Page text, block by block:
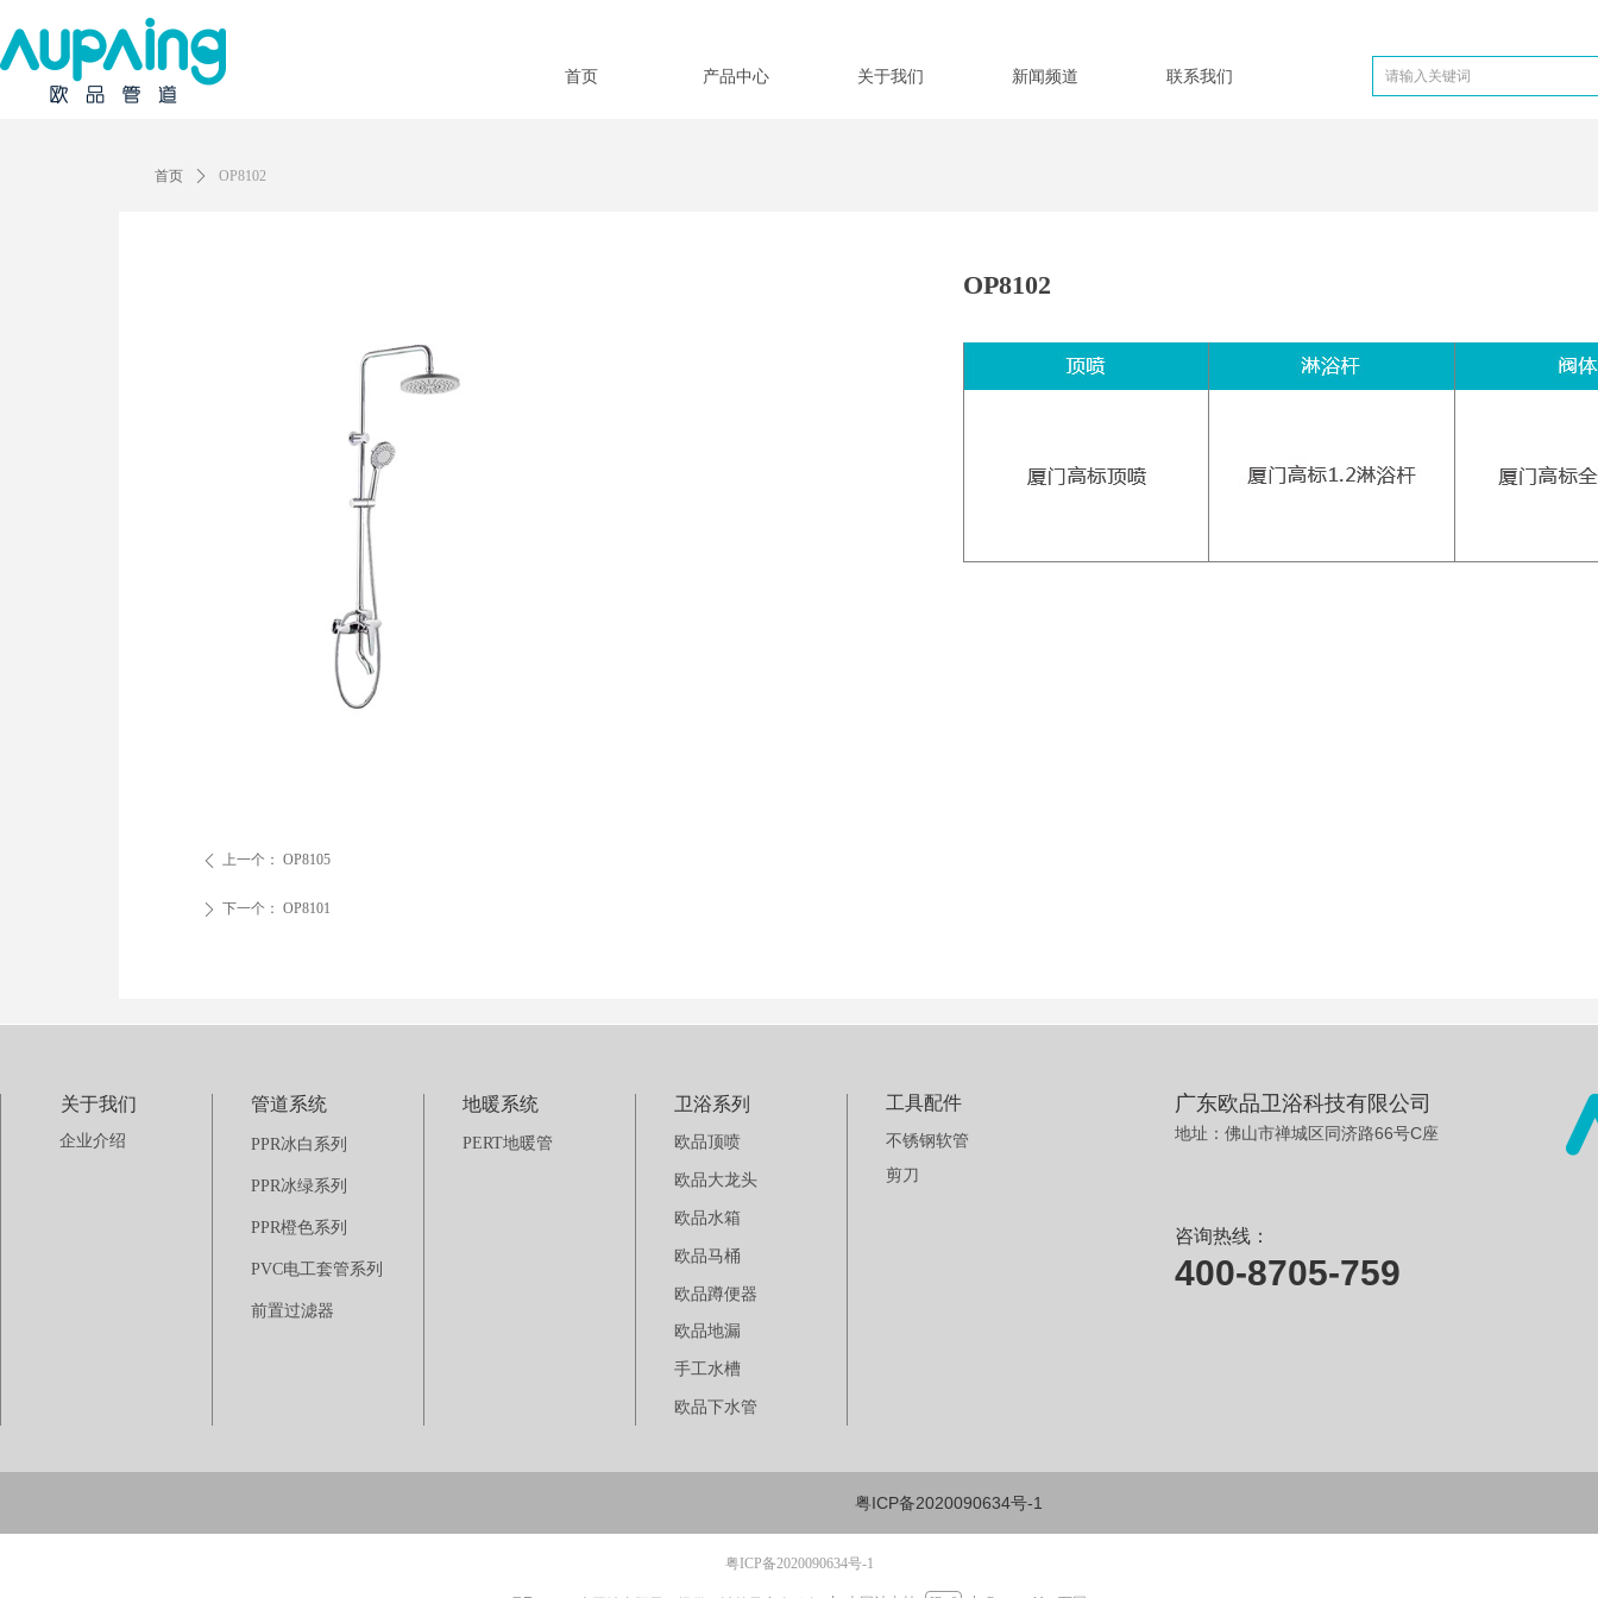
首页 产品中心 关于我们 新闻频道 联系我们
首页 ꄲ OP8102
OP8102
ꄴ 上一个： OP8105
ꄲ 下一个： OP8101
管道系统
PPR冰白系列
PPR冰绿系列
PPR橙色系列
PVC电工套管系列
前置过滤器
关于我们
企业介绍
地暖系统
PERT地暖管
卫浴系列
欧品顶喷
欧品大龙头
欧品水箱
欧品马桶
欧品蹲便器
欧品地漏
手工水槽
欧品下水管
工具配件
不锈钢软管
剪刀
咨询热线：
400-8705-759
广东欧品卫浴科技有限公司
地址：佛山市禅城区同济路66号C座
粤ICP备2020090634号-1
粤ICP备2020090634号-1